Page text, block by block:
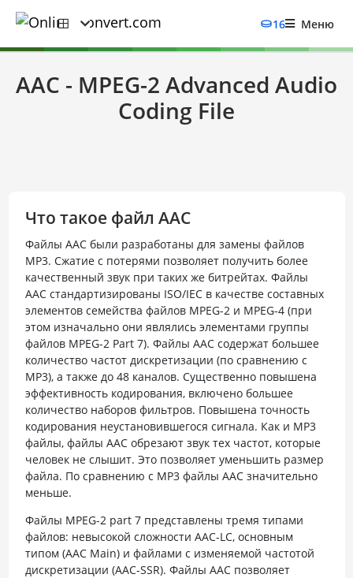
16 Меню
AAC - MPEG-2 Advanced Audio
Coding File
Что такое файл AAC
Файлы ААС были разработаны для замены файлов
MP3. Сжатие с потерями позволяет получить более
качественный звук при таких же битрейтах. Файлы
ААС стандартизированы ISO/IEC в качестве составных
элементов семейства файлов MPEG-2 и MPEG-4 (при
этом изначально они являлись элементами группы
файлов MPEG-2 Part 7). Файлы ААС содержат большее
количество частот дискретизации (по сравнению с
MP3), а также до 48 каналов. Существенно повышена
эффективность кодирования, включено большее
количество наборов фильтров. Повышена точность
кодирования неустановившегося сигнала. Как и MP3
файлы, файлы ААС обрезают звук тех частот, которые
человек не слышит. Это позволяет уменьшить размер
файла. По сравнению с MP3 файлы ААС значительно
меньше.
Файлы MPEG-2 part 7 представлены тремя типами
файлов: невысокой сложности AAC-LC, основным
типом (AAC Main) и файлами с изменяемой частотой
дискретизации (AAC-SSR). Файлы ААС позволяет